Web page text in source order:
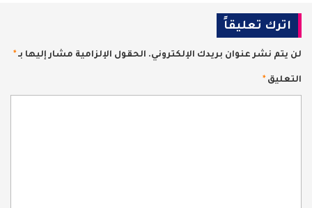
اترك تعليقاً
لن يتم نشر عنوان بريدك الإلكتروني. الحقول الإلزامية مشار إليها بـ*
التعليق*